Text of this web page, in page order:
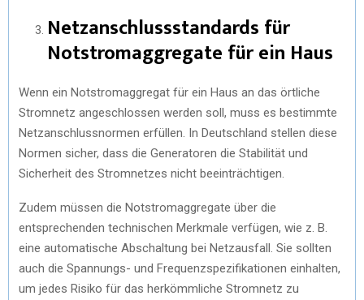
Netzanschlussstandards für
Notstromaggregate für ein Haus
Wenn ein Notstromaggregat für ein Haus an das örtliche
Stromnetz angeschlossen werden soll, muss es bestimmte
Netzanschlussnormen erfüllen. In Deutschland stellen diese
Normen sicher, dass die Generatoren die Stabilität und
Sicherheit des Stromnetzes nicht beeinträchtigen.
Zudem müssen die Notstromaggregate über die
entsprechenden technischen Merkmale verfügen, wie z. B.
eine automatische Abschaltung bei Netzausfall. Sie sollten
auch die Spannungs- und Frequenzspezifikationen einhalten,
um jedes Risiko für das herkömmliche Stromnetz zu